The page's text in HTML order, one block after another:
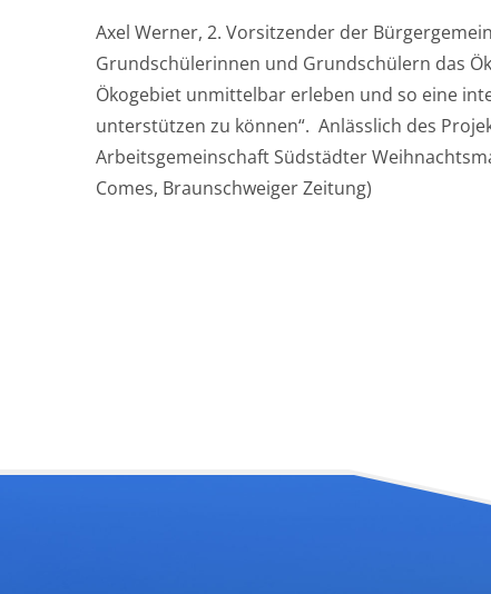
Axel Werner, 2. Vorsitzender der
Grundschülerinnen und Grundschülern das
Ökogebiet unmittelbar erleben und so eine
unterstützen zu können“. Anlässlich des
Arbeitsgemeinschaft Südstädter
Comes, Braunschweiger Zeitung)